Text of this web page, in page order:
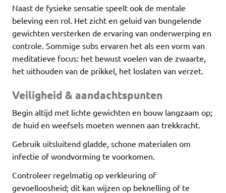
Naast de fysieke sensatie speelt ook de mentale
beleving een rol. Het zicht en geluid van bungelende
gewichten versterken de ervaring van onderwerping en
controle. Sommige subs ervaren het als een vorm van
meditatieve focus: het bewust voelen van de zwaarte,
het uithouden van de prikkel, het loslaten van verzet.
Veiligheid & aandachtspunten
Begin altijd met lichte gewichten en bouw langzaam op;
de huid en weefsels moeten wennen aan trekkracht.
Gebruik uitsluitend gladde, schone materialen om
infectie of wondvorming te voorkomen.
Controleer regelmatig op verkleuring of
gevoelloosheid; dit kan wijzen op beknelling of te